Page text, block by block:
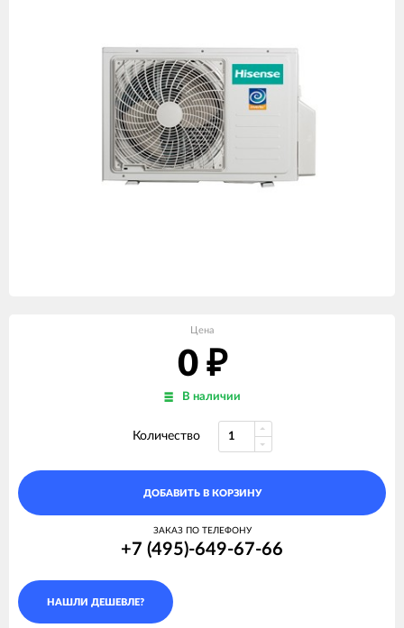
Цена
0 ₽
В наличии
Количество
ДОБАВИТЬ В КОРЗИНУ
ЗАКАЗ ПО ТЕЛЕФОНУ
+7 (495)-649-67-66